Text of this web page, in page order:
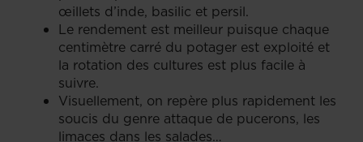
œillets d’inde, basilic et persil.
Le rendement est meilleur puisque chaque
centimètre carré du potager est exploité et
la rotation des cultures est plus facile à
suivre.
Visuellement, on repère plus rapidement les
soucis du genre attaque de pucerons, les
limaces dans les salades…